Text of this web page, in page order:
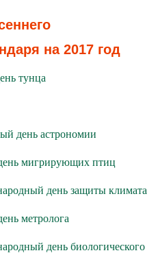
на 2017 год
тунца
день астрономии
мигрирующих птиц
день защиты климата
метролога
день биологического